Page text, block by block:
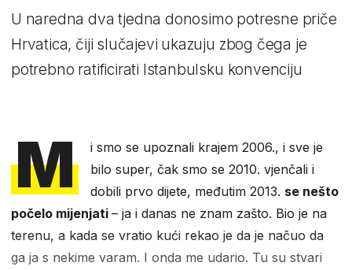
U naredna dva tjedna donosimo potresne priče
Hrvatica, čiji slučajevi ukazuju zbog čega je
potrebno ratificirati Istanbulsku konvenciju
M
i smo se upoznali krajem 2006., i sve je
bilo super, čak smo se 2010. vjenčali i
dobili prvo dijete, međutim 2013. se nešto
počelo mijenjati – ja i danas ne znam zašto. Bio je na
terenu, a kada se vratio kući rekao je da je načuo da
ga ja s nekime varam. I onda me udario. Tu su stvari